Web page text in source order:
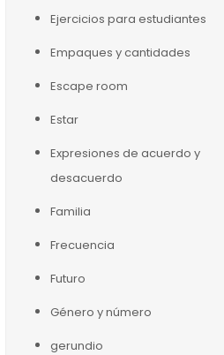
Ejercicios para estudiantes
Empaques y cantidades
Escape room
Estar
Expresiones de acuerdo y
desacuerdo
Familia
Frecuencia
Futuro
Género y número
gerundio